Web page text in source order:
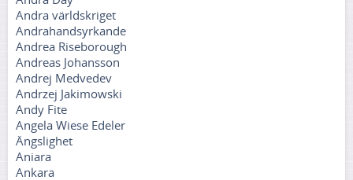
Andra världskriget
Andrahandsyrkande
Andrea Riseborough
Andreas Johansson
Andrej Medvedev
Andrzej Jakimowski
Andy Fite
Angela Wiese Edeler
Ängslighet
Aniara
Ankara